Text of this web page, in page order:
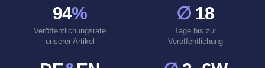
94%
Veröffentlichungsrate
unserer Artikel
∅18
Tage bis zur
Veröffentlichung